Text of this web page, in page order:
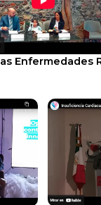
Enfermedades